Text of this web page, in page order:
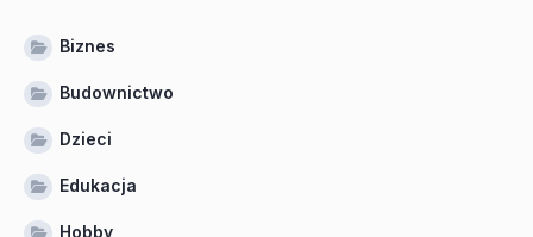
Biznes
Budownictwo
Dzieci
Edukacja
Hobby